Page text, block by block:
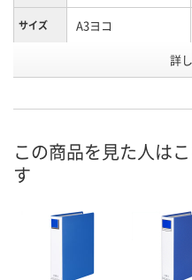
サイズ A3ヨコ
号
お届け日
数量
詳
この商品を見た人は
す